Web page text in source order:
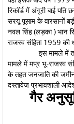
रिकॉर्ड में अंगूरी बाई
सरयू पूसाम के वारसानों
नवल सिंह (लड़का ) भान
राजस्व संहिता 1959
इस मामले में
मामले में मप्र भू-राजस्व
के तहत जनजाति की
दस्तावेज प्रभावशाली
गैर